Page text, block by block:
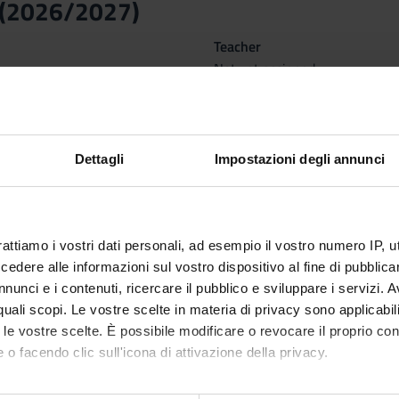
Dettagli Impostazioni degli annunci
i vostri dati personali, ad esempio il vostro numero IP,
alle informazioni sul vostro dispositivo al fine di
e i contenuti, ricercare il pubblico e sviluppare i servizi.
scopi. Le vostre scelte in materia di privacy sono
vostre scelte. È possibile modificare o revocare il proprio
o facendo clic sull'icona di attivazione della privacy.
anche:
2027)
Teacher
Not yet assigned
Sector (SSD)
Period
I semestre dal Oct 1, 2026 al
students with the basic concepts of the general
space. At the end of the course, the student has a
Euclidean spaces. He/She be able to recognize and
curvatures, fundamental quadratic forms ...). He/She also